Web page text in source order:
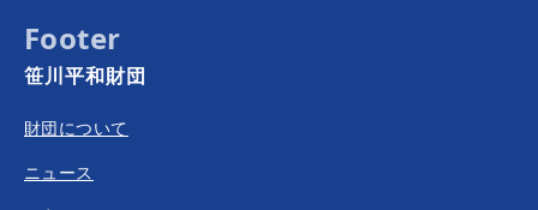
Footer
笹川平和財団
財団について
ニュース